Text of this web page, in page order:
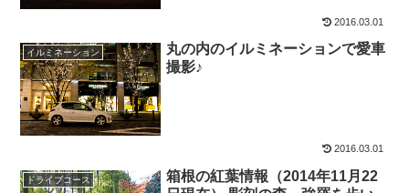
2016.03.01
イルミネーション
丸の内のイルミネーションで愛車
撮影♪
2016.03.01
ドライブコース
箱根の紅葉情報（2014年11月22